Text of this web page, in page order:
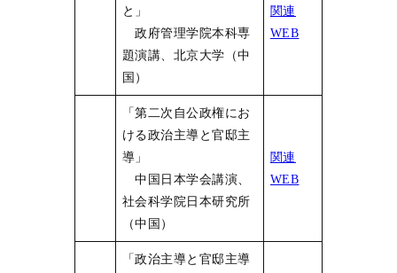
と」
政府管理学院本科専
題演講、北京大学（中
国）
関連
WEB
「第二次自公政権にお
ける政治主導と官邸主
導」
中国日本学会講演、
社会科学院日本研究所
（中国）
関連
WEB
「政治主導と官邸主導